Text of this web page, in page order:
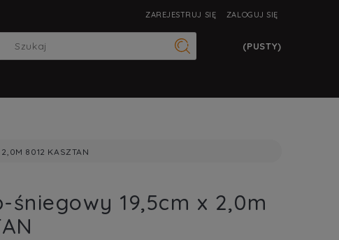
ZAREJESTRUJ SIĘ ZALOGUJ SIĘ
(PUSTY)
8012 KASZTAN
śniegowy 19,5cm x 2,0m